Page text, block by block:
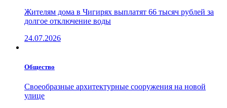
Жителям дома в Чигирях выплатят 66 тысяч рублей за
долгое отключение воды
24.07.2026
Общество
Своеобразные архитектурные сооружения на новой
улице